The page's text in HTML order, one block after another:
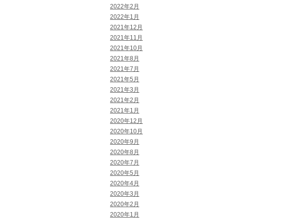
2022年2月
2022年1月
2021年12月
2021年11月
2021年10月
2021年8月
2021年7月
2021年5月
2021年3月
2021年2月
2021年1月
2020年12月
2020年10月
2020年9月
2020年8月
2020年7月
2020年5月
2020年4月
2020年3月
2020年2月
2020年1月